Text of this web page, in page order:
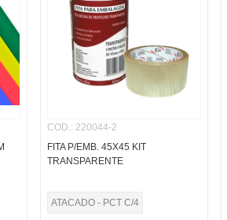
COD.: 220044-2
FITA P/EMB. 45X45 KIT
TRANSPARENTE
ATACADO - PCT C/4